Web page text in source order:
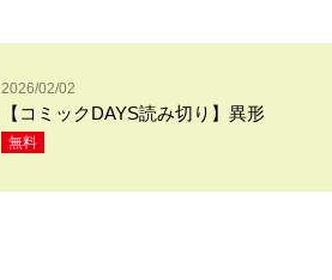
2026/02/02
【コミックDAYS読み切り】異形
無料